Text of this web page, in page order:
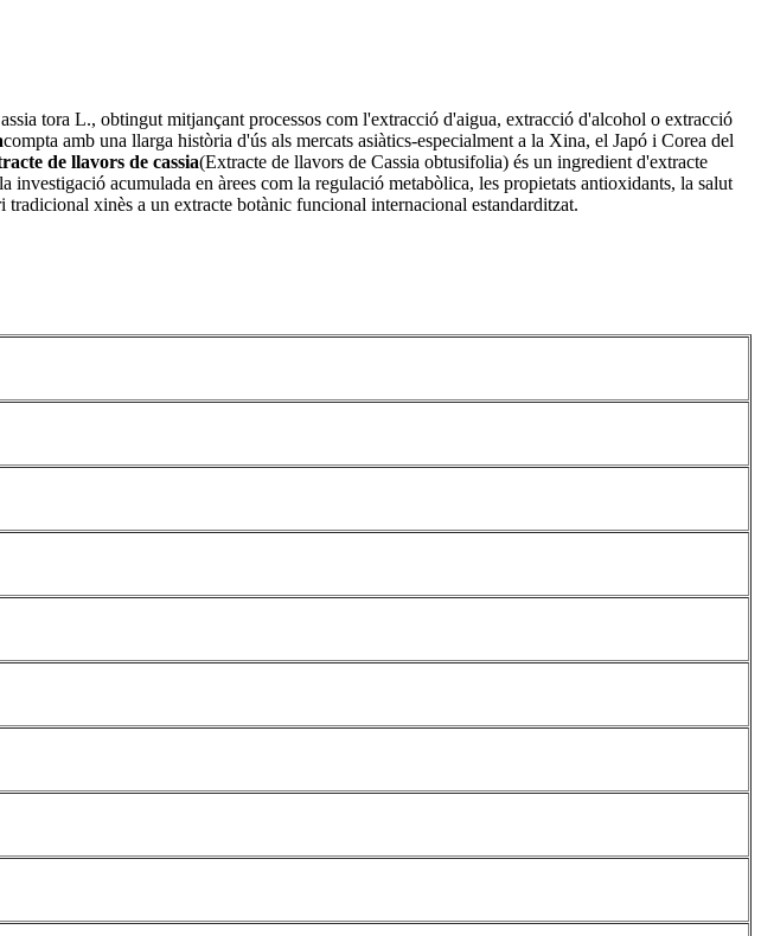
tora L., obtingut mitjançant processos com l'extracció d'aigua, extracció d'alcohol o extracció
compta amb una llarga història d'ús als mercats asiàtics-especialment a la Xina, el Japó i Corea del
de llavors de cassia(Extracte de llavors de Cassia obtusifolia) és un ingredient d'extracte
acumulada en àrees com la regulació metabòlica, les propietats antioxidants, la salut
tradicional xinès a un extracte botànic funcional internacional estandarditzat.